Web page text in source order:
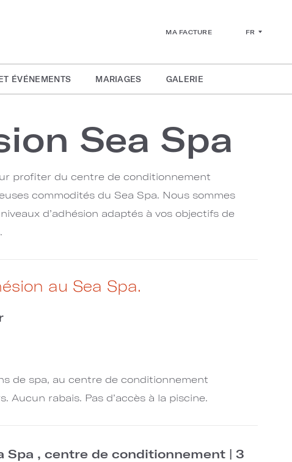
MA FACTURE FR
ÉVÉNEMENTS MARIAGES GALERIE
Sea Spa
profiter du centre de conditionnement
commodités du Sea Spa. Nous sommes
d’adhésion adaptés à vos objectifs de
au Sea Spa.
de spa, au centre de conditionnement
Aucun rabais. Pas d’accès à la piscine.
Spa , centre de conditionnement | 3